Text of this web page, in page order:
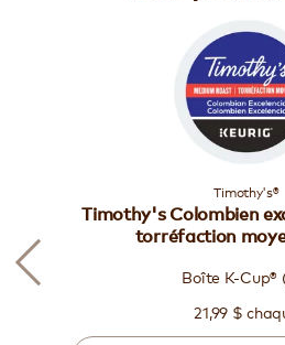
Timothy's®
Timothy's Colombien
torréfaction
Boîte K-Cup®
21,99 $